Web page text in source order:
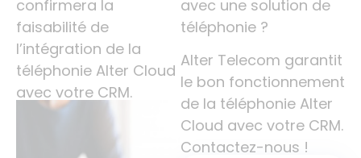
confirmera la
faisabilité de
l’intégration de la
téléphonie Alter Cloud
avec votre CRM.
avec une solution de
téléphonie ?
Alter Telecom garantit
le bon fonctionnement
de la téléphonie Alter
Cloud avec votre CRM.
Contactez-nous !